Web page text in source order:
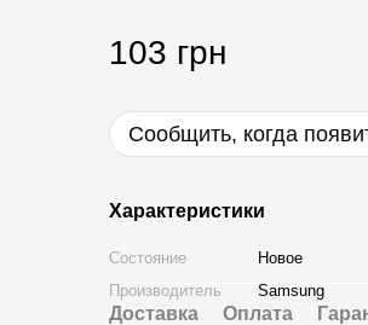
103 грн
Сообщить, когда
Характеристики
Состояние
Новое
Производитель
Samsung
Доставка Оплата